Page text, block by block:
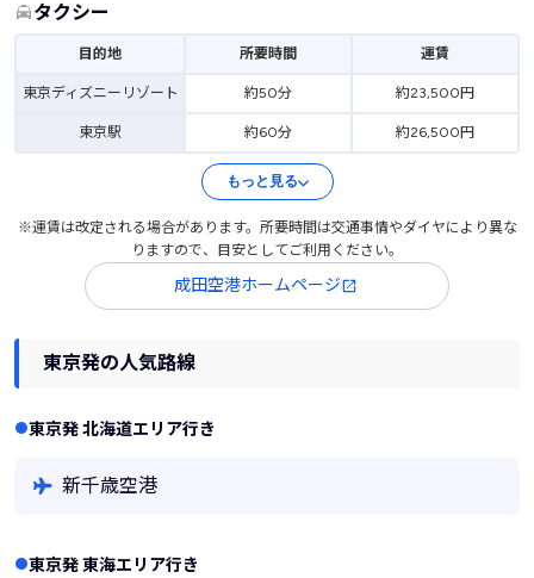
タクシー
目的地 所要時間 運賃
東京ディズニーリゾート 約50分 約23,500円
東京駅 約60分 約26,500円
もっと見る
※運賃は改定される場合があります。所要時間は交通事情やダイヤにより異な
りますので、目安としてご利用ください。
成田空港ホームページ
東京発の人気路線
東京発 北海道エリア行き
新千歳空港
東京発 東海エリア行き